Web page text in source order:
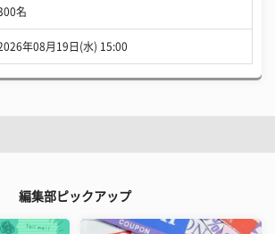
名
年08月19日(水) 15:00
編集部ピックアップ